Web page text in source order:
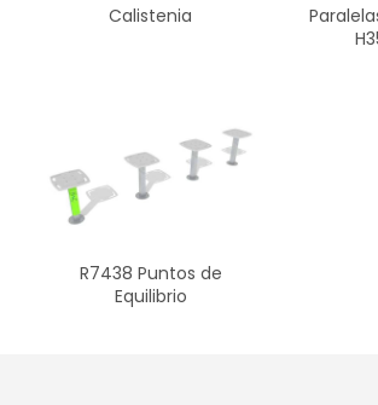
Calistenia
R7438 Puntos de
Equilibrio